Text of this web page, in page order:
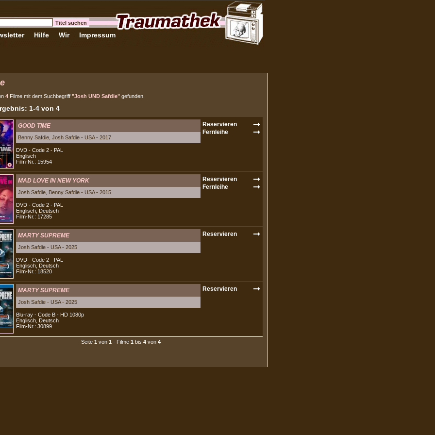
Hilfe Wir Impressum
4 Filme mit dem Suchbegriff "Josh UND Safdie" gefunden.
1-4 von 4
GOOD TIME
Benny Safdie, Josh Safdie - USA - 2017
DVD - Code 2 - PAL
Englisch
Film-Nr.: 15954
MAD LOVE IN NEW YORK
Josh Safdie, Benny Safdie - USA - 2015
DVD - Code 2 - PAL
Englisch, Deutsch
Film-Nr.: 17285
MARTY SUPREME
Josh Safdie - USA - 2025
DVD - Code 2 - PAL
Englisch, Deutsch
Film-Nr.: 18520
MARTY SUPREME
Josh Safdie - USA - 2025
Blu-ray - Code B - HD 1080p
Englisch, Deutsch
Film-Nr.: 30899
Seite 1 von 1 - Filme 1 bis 4von 4